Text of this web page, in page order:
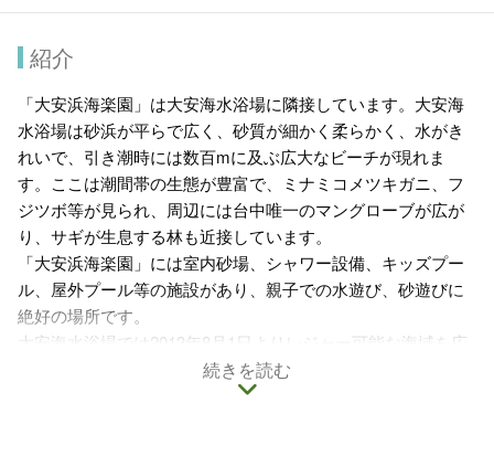
紹介
「大安浜海楽園」は大安海水浴場に隣接しています。大安海
水浴場は砂浜が平らで広く、砂質が細かく柔らかく、水がき
れいで、引き潮時には数百mに及ぶ広大なビーチが現れま
す。ここは潮間帯の生態が豊富で、ミナミコメツキガニ、フ
ジツボ等が見られ、周辺には台中唯一のマングローブが広が
り、サギが生息する林も近接しています。
「大安浜海楽園」には室内砂場、シャワー設備、キッズプー
ル、屋外プール等の施設があり、親子での水遊び、砂遊びに
絶好の場所です。
大安海水浴場では2013年8月1日よりレジャー可能な海域を広
げ、サーフィンとウィンドサーフィンができるようになりま
した。サーフィンやウィンドサーフィンを体験したいなら、
続きを読む